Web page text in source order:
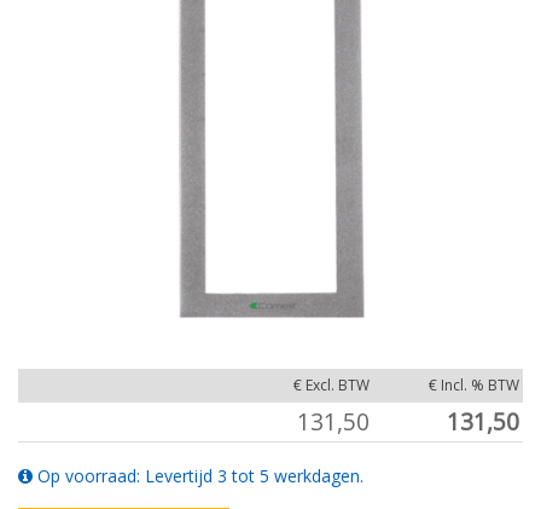
€ Excl. BTW € Incl. % BTW
131,50 131,50
Op voorraad: Levertijd 3 tot 5 werkdagen.